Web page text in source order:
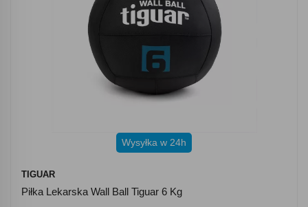
Wysyłka w 24h
TIGUAR
Piłka Lekarska Wall Ball Tiguar 6 Kg